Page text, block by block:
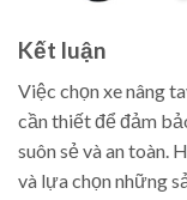
Kết luận
Việc chọn xe nâng
cần thiết để đảm
suôn sẻ và an toàn.
và lựa chọn những